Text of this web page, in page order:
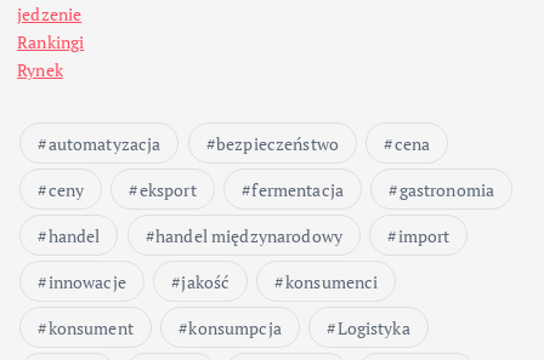
jedzenie
Rankingi
Rynek
automatyzacja bezpieczeństwo
cena
ceny
eksport fermentacja
gastronomia
handel
handel międzynarodowy
import
innowacje
jakość
konsumenci
konsument
konsumpcja
Logistyka